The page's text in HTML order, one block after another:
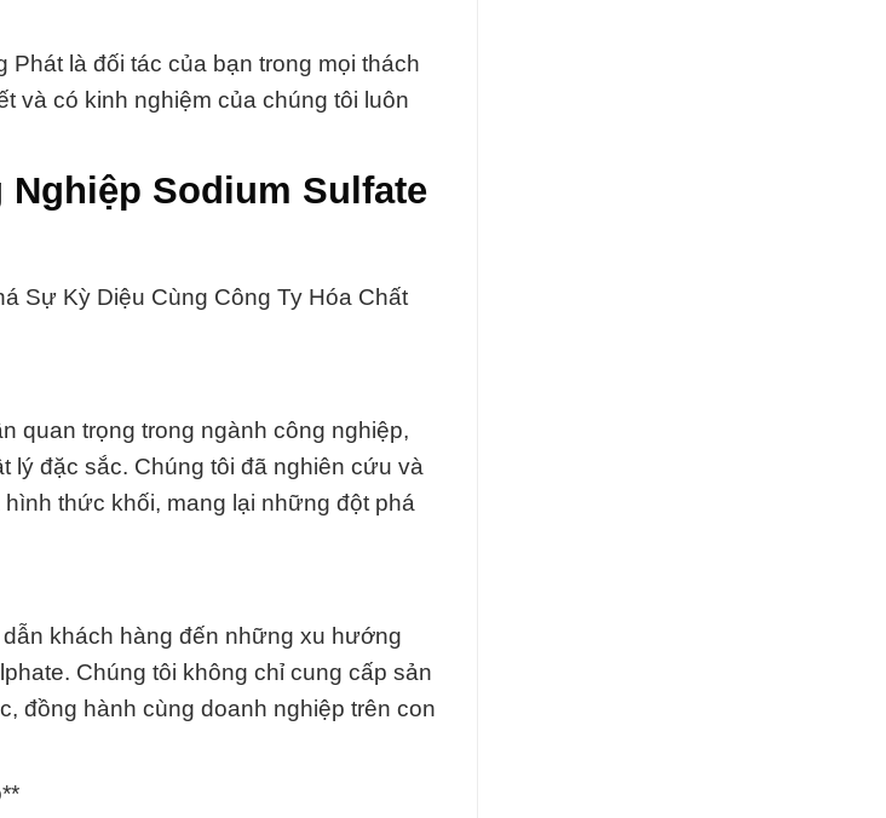
là đối tác của bạn trong mọi thách
và có kinh nghiệm của chúng tôi luôn
Sodium Sulfate
Sự Kỳ Diệu Cùng Công Ty Hóa Chất
quan trọng trong ngành công nghiệp,
lý đặc sắc. Chúng tôi đã nghiên cứu và
thức khối, mang lại những đột phá
khách hàng đến những xu hướng
Chúng tôi không chỉ cung cấp sản
đồng hành cùng doanh nghiệp trên con